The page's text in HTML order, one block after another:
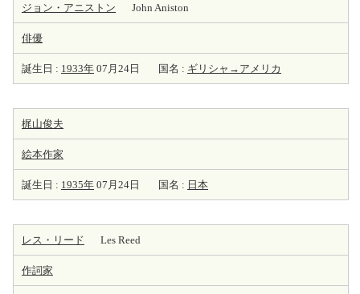
ジョン・アニストン John Aniston
俳優
誕生日 : 1933年 07月24日 国名 : ギリシャ→アメリカ
梶山俊夫
絵本作家
誕生日 : 1935年 07月24日 国名 : 日本
レス・リード Les Reed
作詞家